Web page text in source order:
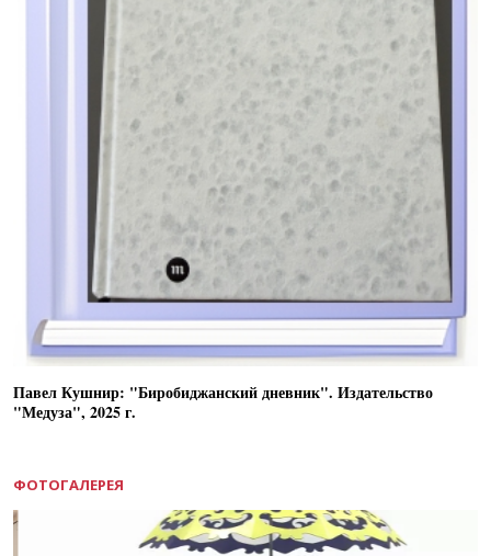
Павел Кушнир: "Биробиджанский дневник". Издательство
"Медуза", 2025 г.
ФОТОГАЛЕРЕЯ